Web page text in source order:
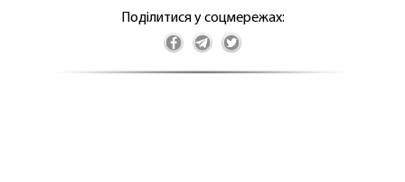
Поділитися у соцмережах: